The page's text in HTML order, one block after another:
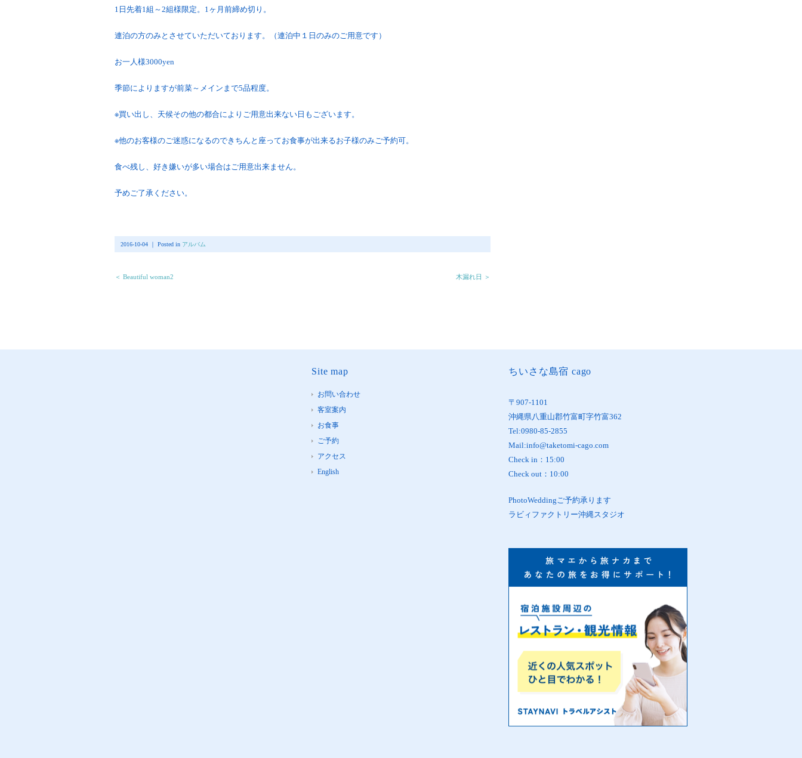
1日先着1組～2組様限定。1ヶ月前締め切り。
連泊の方のみとさせていただいております。（連泊中１日のみのご用意です）
お一人様3000yen
季節によりますが前菜～メインまで5品程度。
※買い出し、天候その他の都合によりご用意出来ない日もございます。
※他のお客様のご迷惑になるのできちんと座ってお食事が出来るお子様のみご予約可。
食べ残し、好き嫌いが多い場合はご用意出来ません。
予めご了承ください。
2016-10-04 ｜ Posted in アルバム
＜ Beautiful woman2 木漏れ日 ＞
Site map
お問い合わせ
客室案内
お食事
ご予約
アクセス
English
ちいさな島宿 cago
〒907-1101
沖縄県八重山郡竹富町字竹富362
Tel:0980-85-2855
Mail:info@taketomi-cago.com
Check in：15:00
Check out：10:00
PhotoWeddingご予約承ります
ラビィファクトリー沖縄スタジオ